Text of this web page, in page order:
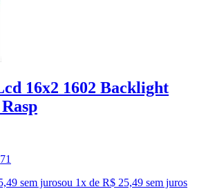
16x2 1602 Backlight
71
sem jurosou 1x de R$ 25,49 sem juros